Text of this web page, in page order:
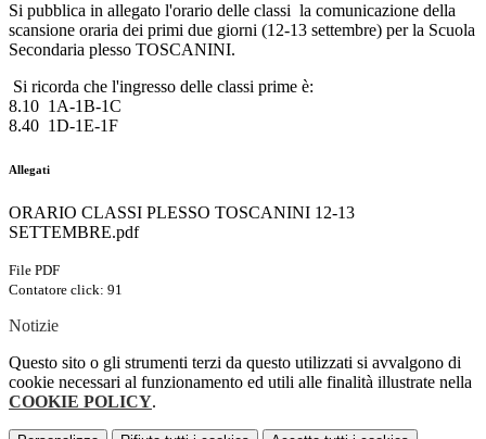
Si pubblica in allegato l'orario delle classi la comunicazione della
scansione oraria dei primi due giorni (12-13 settembre) per la Scuola
Secondaria plesso TOSCANINI.
Si ricorda che l'ingresso delle classi prime è:
8.10 1A-1B-1C
8.40 1D-1E-1F
Allegati
ORARIO CLASSI PLESSO TOSCANINI 12-13
SETTEMBRE.pdf
File PDF
Contatore click: 91
Notizie
Questo sito o gli strumenti terzi da questo utilizzati si avvalgono di
cookie necessari al funzionamento ed utili alle finalità illustrate nella
COOKIE POLICY.